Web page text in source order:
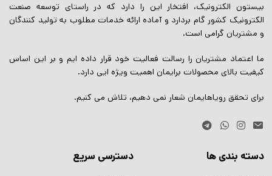
بیستون الکترونیک، افتخار این را دارد که در راستای توسعه صنعت
الکترونیک کشور گام بردارد و آماده ارائه خدمات مطلوب به تولید کنندگان
و مشتریان گرامی است.
ما اعتماد مشتریان را رسالت فعالیت خود قرار داده ایم و بر این اساس
کیفیت بالای محصولات برایمان اهمیت ویژه ایی دارد.
برای تحقق رویاهایمان شعار نمی دهیم، تلاش می کنیم.
دسته بندی ها دسترسی سریع